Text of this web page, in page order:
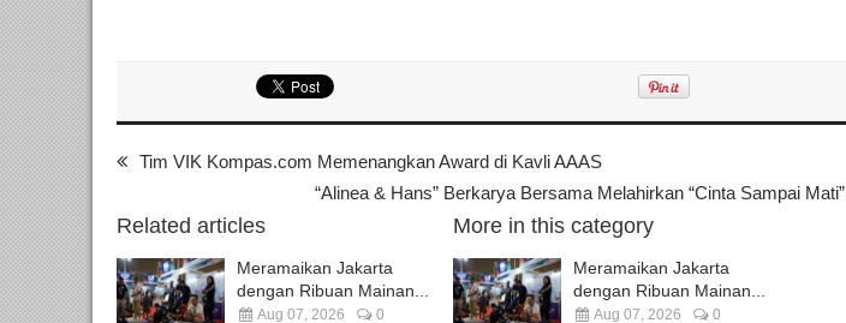
Tim VIK Kompas.com Memenangkan Award di Kavli AAAS
“Alinea & Hans” Berkarya Bersama Melahirkan “Cinta Sampai Mati”
Related articles
Meramaikan Jakarta
dengan Ribuan Mainan...
Aug 07, 2026 0
More in this category
Meramaikan Jakarta
dengan Ribuan Mainan...
Aug 07, 2026 0